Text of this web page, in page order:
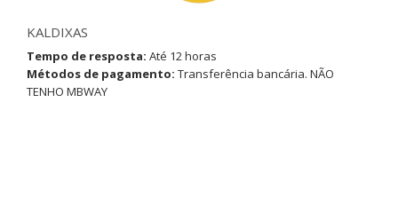
KALDIXAS
Tempo de resposta: Até 12 horas
Métodos de pagamento: Transferência bancária. NÃO
TENHO MBWAY